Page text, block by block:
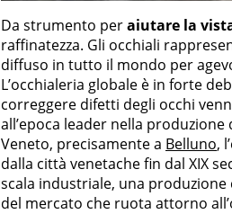
Da strumento peraiutare la
raffinatezza. Gli occhiali
diffuso in tutto il mondo per
L’occhialeria globale è in forte
correggere difetti degli occhi
all’epoca leader nella produzione
Veneto, precisamente a Belluno,
dalla città venetache fin dal XIX
scala industriale, una
del mercato che ruota attorno